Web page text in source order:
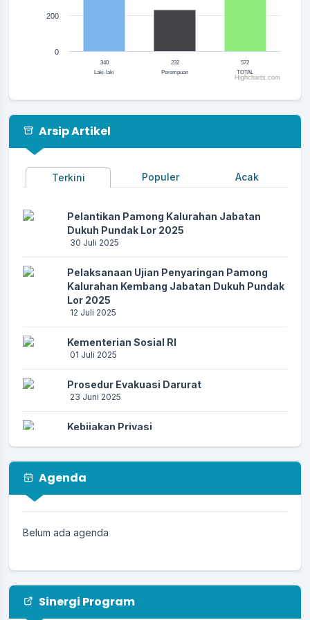
340
Laki-laki
232
Perempuan
572
TOTAL
0
200
Highcharts.com
Arsip Artikel
Terkini Populer Acak
Pelantikan Pamong Kalurahan Jabatan
Dukuh Pundak Lor 2025
30 Juli 2025
Pelaksanaan Ujian Penyaringan Pamong
Kalurahan Kembang Jabatan Dukuh Pundak
Lor 2025
12 Juli 2025
Kementerian Sosial RI
01 Juli 2025
Prosedur Evakuasi Darurat
23 Juni 2025
Kebijakan Privasi
23 Juni 2025
PENCEGAHAN PENIPUAN AKTIVASI
17 Juni 2025
Agenda
Belum ada agenda
Sinergi Program